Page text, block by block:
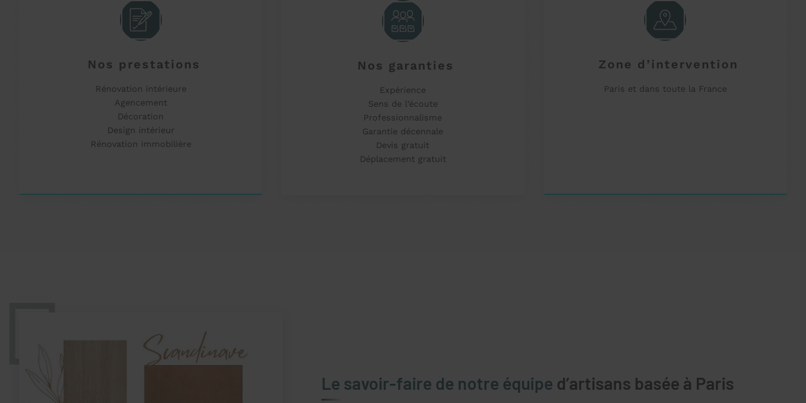
Nos prestations
Rénovation intérieure
Agencement
Décoration
Design intérieur
Rénovation immobilière
Nos garanties
Expérience
Sens de l’écoute
Professionnalisme
Garantie décennale
Devis gratuit
Déplacement gratuit
Zone d’intervention
Paris et dans toute la France
Le savoir-faire de notre équipe d’artisans basée à Paris